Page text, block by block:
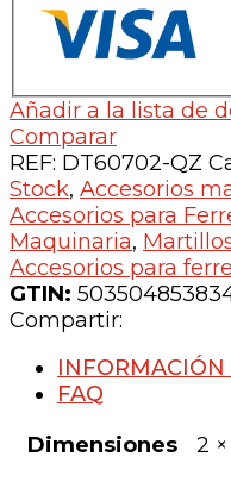
cantidad
Añadir a la lista de
Comparar
REF: DT60702-QZ
Stock, Accesorios
Accesorios para
Maquinaria,
Accesorios para
GTIN:
Compartir:
FAQ
Dimensiones
2